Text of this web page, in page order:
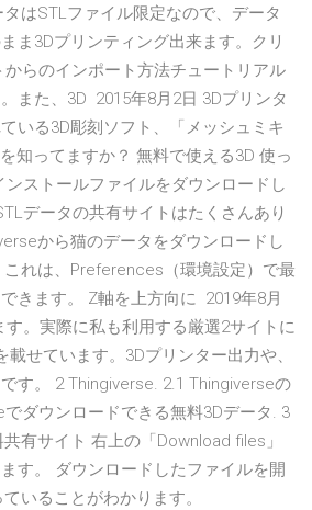
はSTLファイル限定なので、データ
ま3Dプリンティング出来ます。クリ
らのインポート方法チュートリアル
また、3D 2015年8月2日 3Dプリンタ
いる3D彫刻ソフト、「メッシュミキ
知ってますか？ 無料で使える3D 使っ
ンストールファイルをダウンロードし
データの共有サイトはたくさんあり
から猫のデータをダウンロードし
れは、Preferences（環境設定）で最
きます。 Z軸を上方向に 2019年8月
す。実際に私も利用する厳選2サイトに
せています。3Dプリンター出力や、
す。 2 Thingiverse. 2.1 Thingiverseの
ダウンロードできる無料3Dデータ. 3
有サイト 右上の「Download files」
す。 ダウンロードしたファイルを開
いることがわかります。